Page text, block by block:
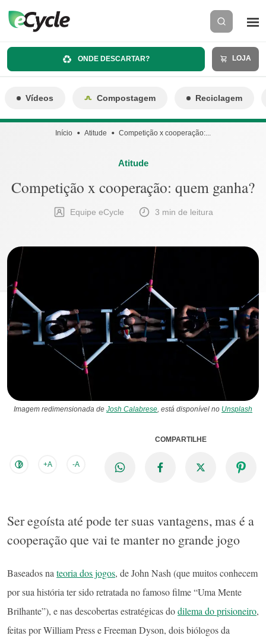
ONDE DESCARTAR? LOJA
Vídeos Compostagem Reciclagem
Início Atitude Competição x cooperação:...
Atitude
Competição x cooperação: quem ganha?
Equipe eCycle 3 min de leitura
Imagem redimensionada de Josh Calabrese , está disponível no Unsplash
+A -A
COMPARTILHE
Ser egoísta até pode ter suas vantagens, mas é a
cooperação que vai te manter no grande jogo
Baseados na teoria dos jogos, de John Nash (que muitos conhecem
por sua história ter sido retratada no famoso filme “Uma Mente
Brilhante”), e nas descobertas estratégicas dodilema do prisioneiro,
feitas por William Press e Freeman Dyson, dois biólogos da